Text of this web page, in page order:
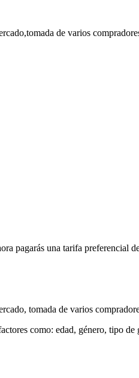
de varios
pagarás una tarifa preferencial
tomada de varios
como: edad, género, tipo